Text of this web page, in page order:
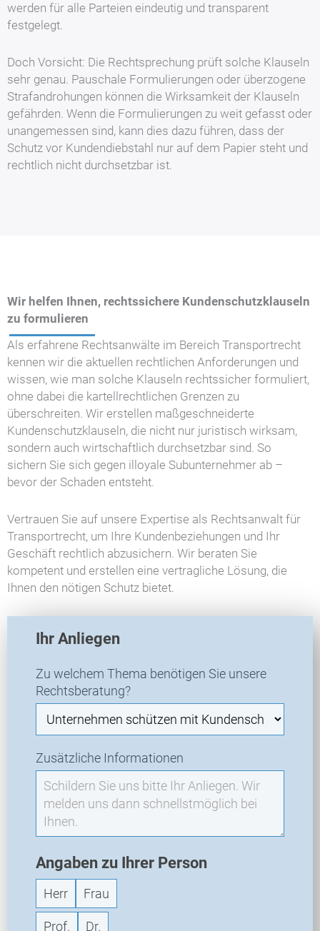
werden für alle Parteien eindeutig und transparent
festgelegt.
Doch Vorsicht: Die Rechtsprechung prüft solche Klauseln
sehr genau. Pauschale Formulierungen oder überzogene
Strafandrohungen können die Wirksamkeit der Klauseln
gefährden. Wenn die Formulierungen zu weit gefasst oder
unangemessen sind, kann dies dazu führen, dass der
Schutz vor Kundendiebstahl nur auf dem Papier steht und
rechtlich nicht durchsetzbar ist.
Wir helfen Ihnen, rechtssichere Kundenschutzklauseln
zu formulieren
Als erfahrene Rechtsanwälte im Bereich Transportrecht
kennen wir die aktuellen rechtlichen Anforderungen und
wissen, wie man solche Klauseln rechtssicher formuliert,
ohne dabei die kartellrechtlichen Grenzen zu
überschreiten. Wir erstellen maßgeschneiderte
Kundenschutzklauseln, die nicht nur juristisch wirksam,
sondern auch wirtschaftlich durchsetzbar sind. So
sichern Sie sich gegen illoyale Subunternehmer ab –
bevor der Schaden entsteht.
Vertrauen Sie auf unsere Expertise als Rechtsanwalt für
Transportrecht, um Ihre Kundenbeziehungen und Ihr
Geschäft rechtlich abzusichern. Wir beraten Sie
kompetent und erstellen eine vertragliche Lösung, die
Ihnen den nötigen Schutz bietet.
R
-
N
n
Ihr Anliegen
Zu welchem Thema benötigen Sie unsere
Rechtsberatung?
Zusätzliche Informationen
Angaben zu Ihrer Person
Herr Frau
Prof. Dr.